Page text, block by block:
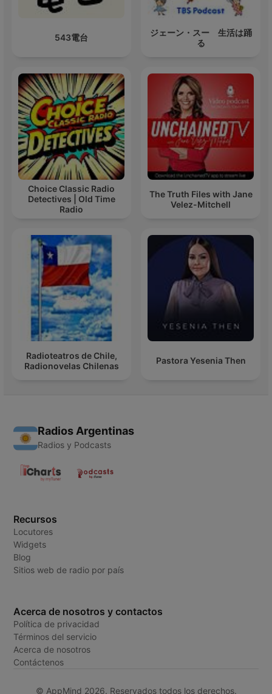
543電台
ジェーン・スー 生活は踊
る
Choice Classic Radio
Detectives | Old Time
Radio
The Truth Files with Jane
Velez-Mitchell
Radioteatros de Chile,
Radionovelas Chilenas
Pastora Yesenia Then
Radios Argentinas
Radios y Podcasts
Recursos
Locutores
Widgets
Blog
Sitios web de radio por país
Acerca de nosotros y contactos
Política de privacidad
Términos del servicio
Acerca de nosotros
Contáctenos
© AppMind 2026. Reservados todos los derechos.